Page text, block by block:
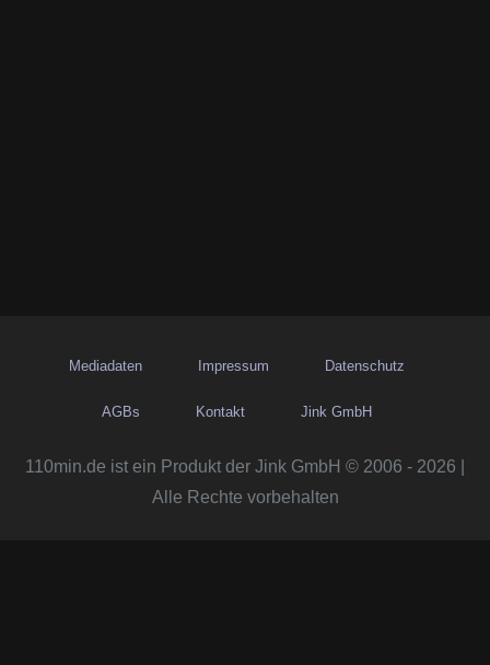
Mediadaten Impressum Datenschutz
AGBs Kontakt Jink GmbH
110min.de ist ein Produkt der Jink GmbH © 2006 - 2026 |
Alle Rechte vorbehalten